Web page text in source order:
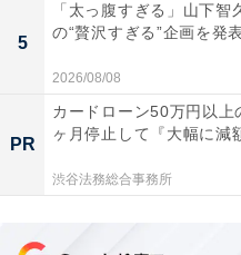
5
「太っ腹すぎる」山下
の“贅沢すぎる”企画を発
2026/08/08
PR
カードローン50万円以上
ヶ月停止して『大幅に減
渋谷法務総合事務所